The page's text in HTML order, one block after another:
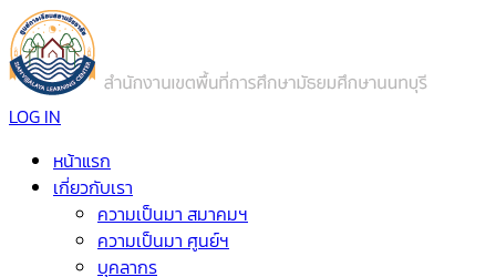
LOG IN
หน้าแรก
เกี่ยวกับเรา
ความเป็นมา สมาคมฯ
ความเป็นมา ศูนย์ฯ
บุคลากร